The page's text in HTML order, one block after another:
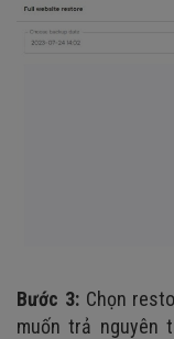
Bước 3: Chọn
muốn trả nguyên